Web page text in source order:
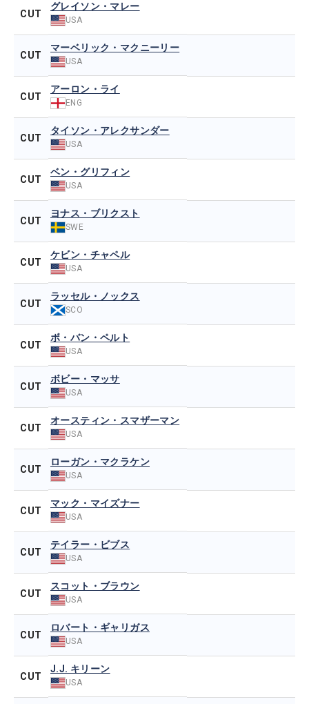
CUT
グレイソン・マレー
USA
CUT
マーベリック・マクニーリー
USA
CUT
アーロン・ライ
ENG
CUT
タイソン・アレクサンダー
USA
CUT
ベン・グリフィン
USA
CUT
ヨナス・ブリクスト
SWE
CUT
ケビン・チャペル
USA
CUT
ラッセル・ノックス
SCO
CUT
ボ・バン・ペルト
USA
CUT
ボビー・マッサ
USA
CUT
オースティン・スマザーマン
USA
CUT
ローガン・マクラケン
USA
CUT
マック・マイズナー
USA
CUT
テイラー・ビブス
USA
CUT
スコット・ブラウン
USA
CUT
ロバート・ギャリガス
USA
CUT
J.J. キリーン
USA